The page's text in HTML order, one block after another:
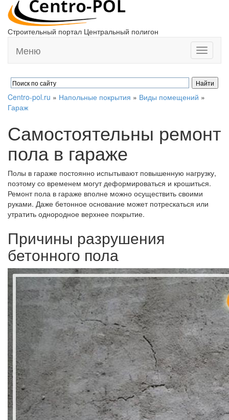
Строительный портал Центральный полигон
Toggle
Меню
Centro-pol.ru » Напольные покрытия » Виды помещений »
Гараж
Самостоятельны ремонт
пола в гараже
Полы в гараже постоянно испытывают повышенную нагрузку,
поэтому со временем могут деформироваться и крошиться.
Ремонт пола в гараже вполне можно осуществить своими
руками. Даже бетонное основание может потрескаться или
утратить однородное верхнее покрытие.
Причины разрушения
бетонного пола